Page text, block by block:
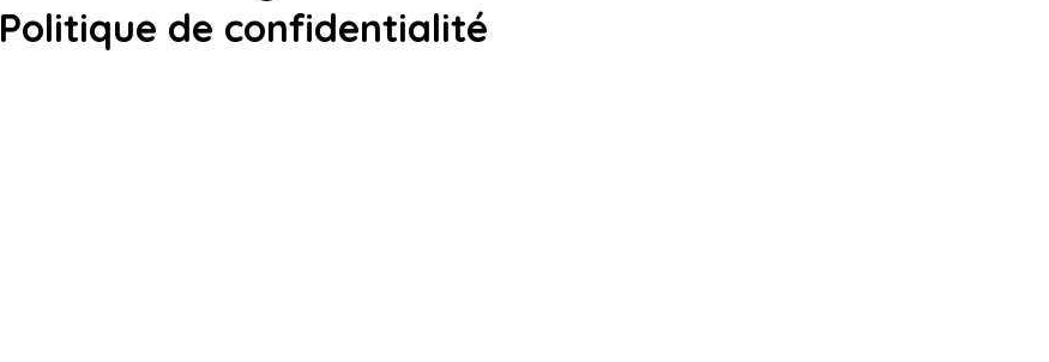
Politique de confidentialité